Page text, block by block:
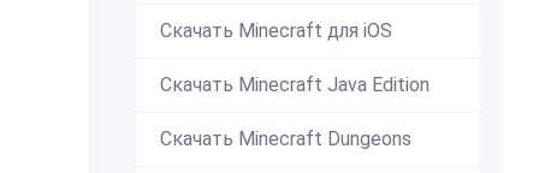
Скачать Minecraft для iOS
Скачать Minecraft Java Edition
Скачать Minecraft Dungeons